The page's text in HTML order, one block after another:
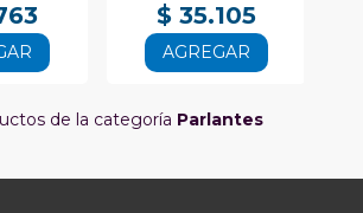
$ 35.105
AGREGAR
de la categoría Parlantes